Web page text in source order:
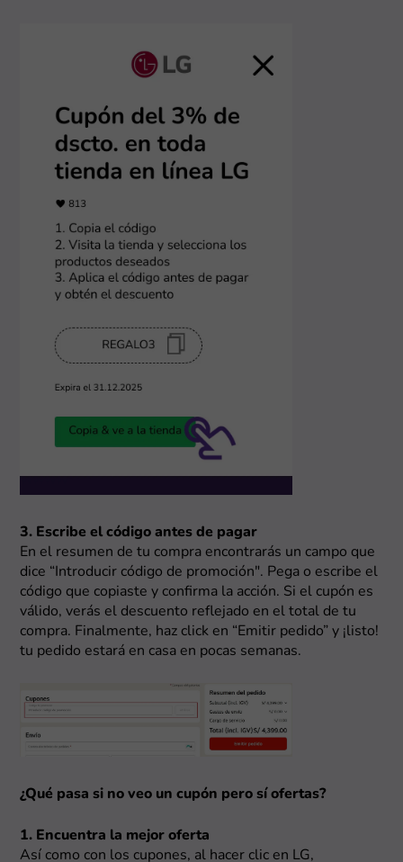
3. Escribe el código antes de pagar
En el resumen de tu compra encontrarás un campo que
dice “Introducir código de promoción". Pega o escribe el
código que copiaste y confirma la acción. Si el cupón es
válido, verás el descuento reflejado en el total de tu
compra. Finalmente, haz click en “Emitir pedido” y ¡listo!
tu pedido estará en casa en pocas semanas.
¿Qué pasa si no veo un cupón pero sí ofertas?
1. Encuentra la mejor oferta
Así como con los cupones, al hacer clic en LG,